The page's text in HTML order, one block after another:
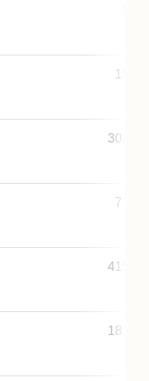
156
3026
713
4153
1872